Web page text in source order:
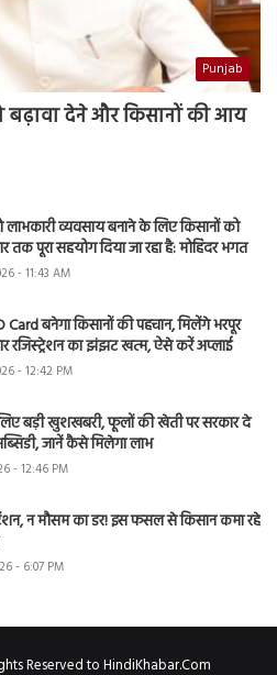
Punjab
बढ़ावा देने और किसानों की आय
लाभकारी व्यवसाय बनाने के लिए किसानों को
तक पूरा सहयोग दिया जा रहा है: मोहिंदर भगत
- 11:43 AM
Card बनेगा किसानों की पहचान, मिलेंगे भरपूर
रजिस्ट्रेशन का झंझट खत्म, ऐसे करें अप्लाई
- 12:42 PM
बड़ी खुशखबरी, फूलों की खेती पर सरकार दे
जानें कैसे मिलेगा लाभ
- 12:46 PM
न मौसम का डर! इस फसल से किसान कमा रहे
- 6:07 PM
Reserved to HindiKhabar.Com